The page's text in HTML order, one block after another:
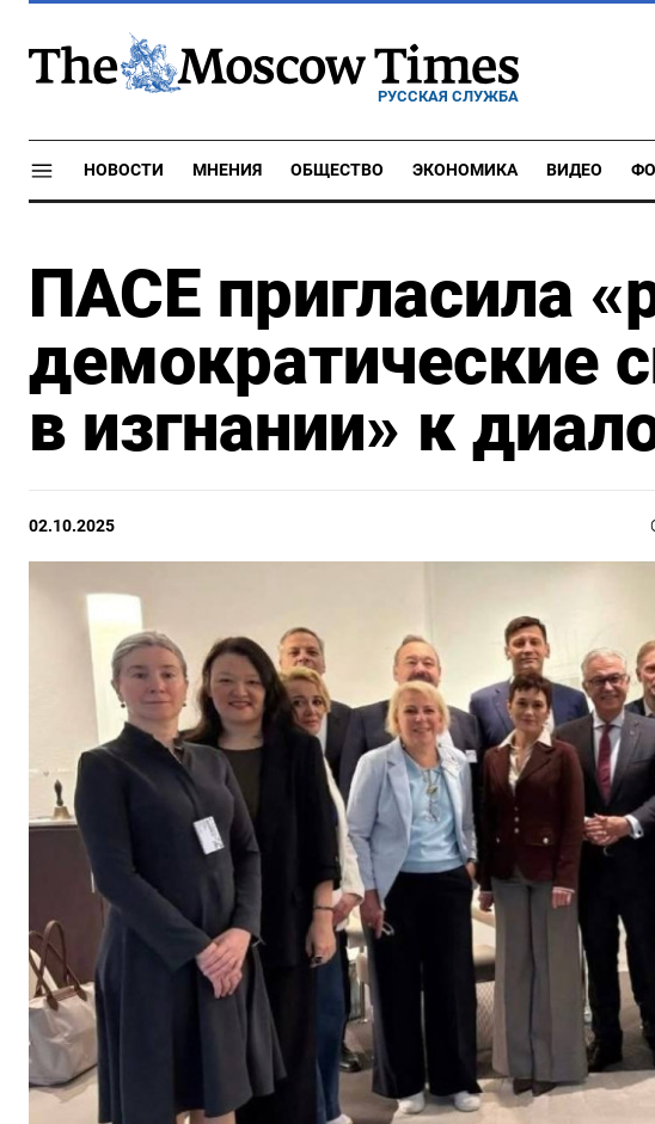
РУССКАЯ СЛУЖБА
НОВОСТИ МНЕНИЯ ОБЩЕСТВО ЭКОНОМИКА ВИДЕО
ПАСЕ пригласила
демократические
в изгнании» к
02.10.2025